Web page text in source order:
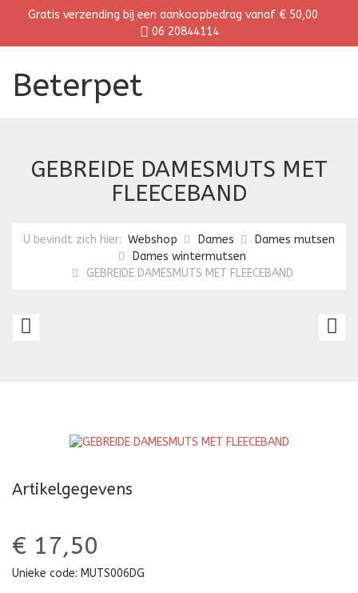
Gratis verzending bij een aankoopbedrag vanaf € 50,00
06 20844114
Beterpet
GEBREIDE DAMESMUTS MET
FLEECEBAND
U bevindt zich hier: Webshop Dames
Dames mutsen
Dames wintermutsen
GEBREIDE DAMESMUTS MET FLEECEBAND
Artikelgegevens
€ 17,50
Unieke code: MUTS006DG